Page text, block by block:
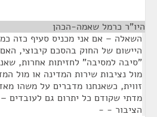
היו"ר כרמל שאמה-הכהן
השאלה – אם אני מכניס סעיף כזה
היישום של החוק בהסכם קיבוצי,
"סיבה למסיבה" לחזיתות אחרות,
מול נציבות שירות המדינה או מול
זווית, כשאנחנו מדברים על משהו
מדתי שקודם כל יתרום גם לעובדים
הציבור - -